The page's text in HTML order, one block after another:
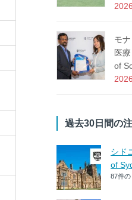
モ
医
of
過去30日間の
シド
of
87件の